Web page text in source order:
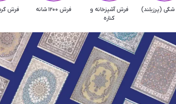
(پرزبلند)
فرش آشپزخانه و
کناره
فرش 1200 شانه فرش